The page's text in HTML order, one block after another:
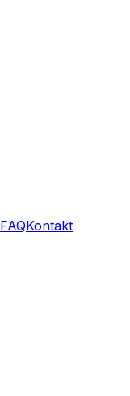
FAQKontakt